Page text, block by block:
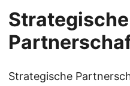
Strategische
Strategische